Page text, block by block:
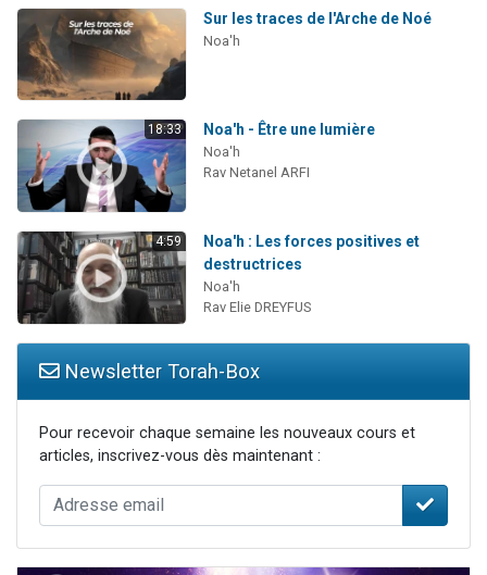
Sur les traces de l'Arche de Noé
Noa'h
18:33 Noa'h - Être une lumière
Noa'h
Rav Netanel ARFI
4:59
Noa'h : Les forces positives et
destructrices
Noa'h
Rav Elie DREYFUS
Newsletter Torah-Box
Pour recevoir chaque semaine les nouveaux cours et
articles, inscrivez-vous dès maintenant :